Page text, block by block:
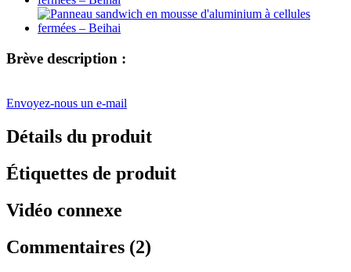
Brève description :
Envoyez-nous un e-mail
Détails du produit
Étiquettes de produit
Vidéo connexe
Commentaires (2)